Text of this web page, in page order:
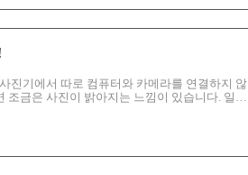
진기에서 따로 컴퓨터와 카메라를 연결하지 않
금은 사진이 밝아지는 느낌이 있습니다. 일단
까요. 먼저 일단은 원본사진들입니다. 일반적
있지만. 특히 두 번째 사진은 정말 어두운 부